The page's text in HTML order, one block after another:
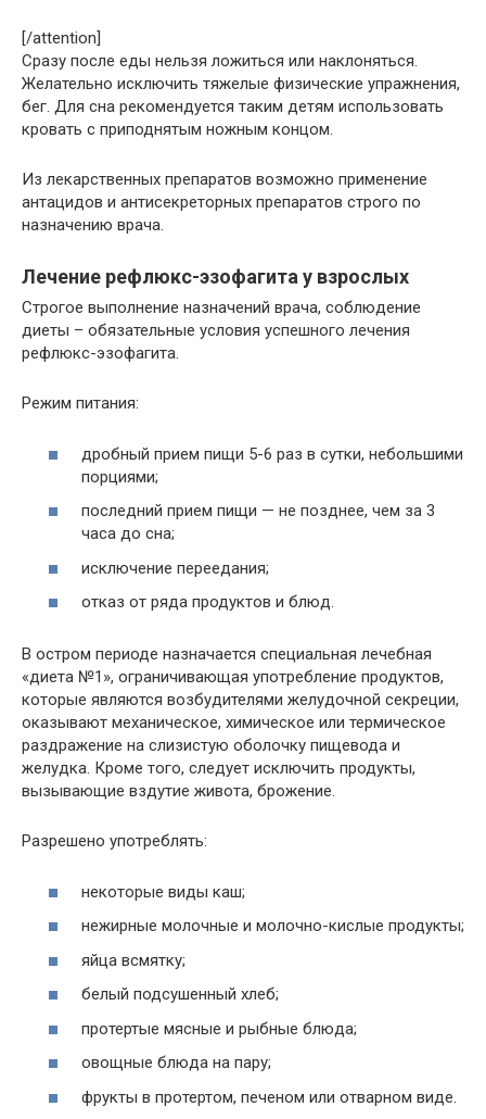
[/attention]
Сразу после еды нельзя ложиться или наклоняться.
Желательно исключить тяжелые физические упражнения,
бег. Для сна рекомендуется таким детям использовать
кровать с приподнятым ножным концом.
Из лекарственных препаратов возможно применение
антацидов и антисекреторных препаратов строго по
назначению врача.
Лечение рефлюкс-эзофагита у взрослых
Строгое выполнение назначений врача, соблюдение
диеты – обязательные условия успешного лечения
рефлюкс-эзофагита.
Режим питания:
дробный прием пищи 5-6 раз в сутки, небольшими
порциями;
последний прием пищи — не позднее, чем за 3
часа до сна;
исключение переедания;
отказ от ряда продуктов и блюд.
В остром периоде назначается специальная лечебная
«диета №1», ограничивающая употребление продуктов,
которые являются возбудителями желудочной секреции,
оказывают механическое, химическое или термическое
раздражение на слизистую оболочку пищевода и
желудка. Кроме того, следует исключить продукты,
вызывающие вздутие живота, брожение.
Разрешено употреблять:
некоторые виды каш;
нежирные молочные и молочно-кислые продукты;
яйца всмятку;
белый подсушенный хлеб;
протертые мясные и рыбные блюда;
овощные блюда на пару;
фрукты в протертом, печеном или отварном виде.